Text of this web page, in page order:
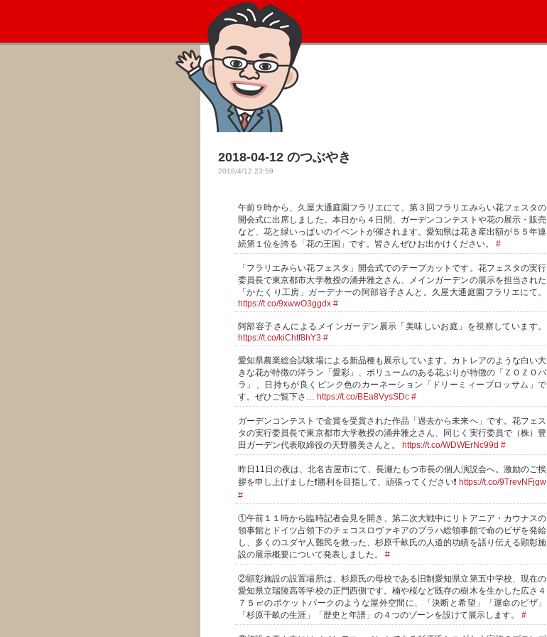
2018-04-12 のつぶやき
2018/4/12 23:59
午前９時から、久屋大通庭園フラリエにて、第３回フラリエみらい花フェスタの
開会式に出席しました。本日から４日間、ガーデンコンテストや花の展示・販売
など、花と緑いっぱいのイベントが催されます。愛知県は花き産出額が５５年連
続第１位を誇る「花の王国」です。皆さんぜひお出かけください。 #
「フラリエみらい花フェスタ」開会式でのテープカットです。花フェスタの実行
委員長で東京都市大学教授の涌井雅之さん、メインガーデンの展示を担当された
「かたくり工房」ガーデナーの阿部容子さんと。久屋大通庭園フラリエにて。
https://t.co/9xwwO3ggdx #
阿部容子さんによるメインガーデン展示「美味しいお庭」を視察しています。
https://t.co/kiChtf8hY3 #
愛知県農業総合試験場による新品種も展示しています。カトレアのような白い大
きな花が特徴の洋ラン「愛彩」、ボリュームのある花ぶりが特徴の「ＺＯＺＯバ
ラ」、日持ちが良くピンク色のカーネーション「ドリーミィーブロッサム」で
す。ぜひご覧下さ… https://t.co/BEa8VysSDc #
ガーデンコンテストで金賞を受賞された作品「過去から未来へ」です。花フェス
タの実行委員長で東京都市大学教授の涌井雅之さん、同じく実行委員で（株）豊
田ガーデン代表取締役の天野勝美さんと。
https://t.co/WDWErNc99d #
昨日11日の夜は、北名古屋市にて、長瀬たもつ市長の個人演説会へ。激励のご挨
拶を申し上げました❗勝利を目指して、頑張ってください❗ https://t.co/9TrevNFjgw
#
①午前１１時から臨時記者会見を開き、第二次大戦中にリトアニア・カウナスの
領事館とドイツ占領下のチェコスロヴァキアのプラハ総領事館で命のビザを発給
し、多くのユダヤ人難民を救った、杉原千畝氏の人道的功績を語り伝える顕彰施
設の展示概要について発表しました。 #
②顕彰施設の設置場所は、杉原氏の母校である旧制愛知県立第五中学校、現在の
愛知県立瑞陵高等学校の正門西側です。楠や桜など既存の樹木を生かした広さ４
７５㎡のポケットパークのような屋外空間に、「決断と希望」「運命のビザ」
「杉原千畝の生涯」「歴史と年譜」の４つのゾーンを設けて展示します。 #